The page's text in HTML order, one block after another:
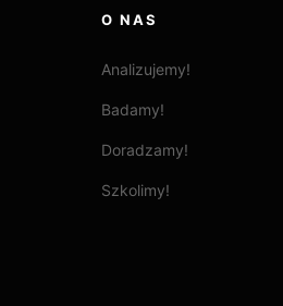
O NAS
Analizujemy!
Badamy!
Doradzamy!
Szkolimy!